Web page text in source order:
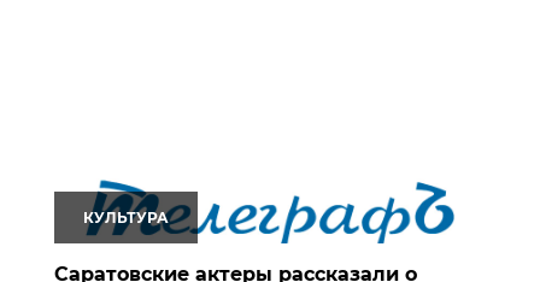
КУЛЬТУРА
Саратовские актеры рассказали о